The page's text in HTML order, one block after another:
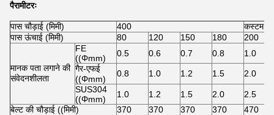
पैरामीटरः
पास चौड़ाई (मिमी) 400
कस्टम
पास ऊंचाई (मिमी)
80 120 150 180 200
मानक पता लगाने की
संवेदनशीलता
FE
((Φmm)
0.5 0.6 0.7 0.8
1.0
गैर-एफई
((Φmm)
0.8 1.0 1.2 1.5
2.0
SUS304
((Φmm)
1.0 1.2 1.5 2.0
2.5
बेल्ट की चौड़ाई ((मिमी)
370 370 370 370
470